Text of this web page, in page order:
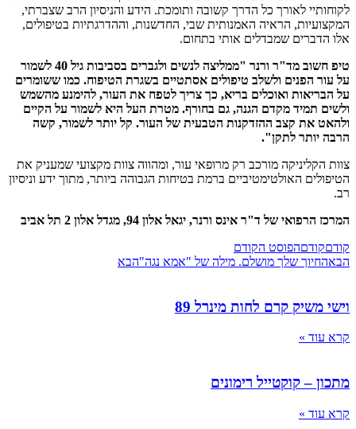
לקוחותיי לאורך כל הדרך קשובה ותומכת. הידע והניסיון הרב שצברתי,
המקצועיות, הראיה האמנותית שבי, החדשנות, וההדרגתיות בטיפולים,
אלו הדברים שמבדלים אותי בתחום.
טיפ חשוב מד"ר ורנר "ממליצה לנשים ולגברים בסביבות גיל 40 לשמור
על עור הפנים ולשלב טיפולים אסתטיים בשגרת הטיפוח. כמו ששומרים
על הבריאות ואוכלים בריא, כך צריך לטפח את העור, להימנע מהשמש
ולשים תמיד מקדם הגנה, גם בחורף. מטרת העל היא לשמור על הקיים
ולהאט את קצב ההזדקנות הטבעית של העור. קל יותר לשמור, קשה
הרבה יותר לתקן".
צוות הקליניקה מורכב רק מרופאי עור, ומהווה צוות מקצועי שמעניק את
הטיפולים האולטימטיביים ברמת בטיחות הגבוהה ביותר, מתוך ידע וניסיון
רב.
המרכז הרפואי של ד"ר אינס ורנר, יגאל אלון 94, מגדל אלון 2 תל אביב
קודםקודםהפוסט הקודם
הבאהחיוך שלך מושלם. מילה של "אמא נגה"הבא
וישי משיק קרם לחות מינרל 89
קרא עוד »
מתכון – קוקטייל רימונים
קרא עוד »